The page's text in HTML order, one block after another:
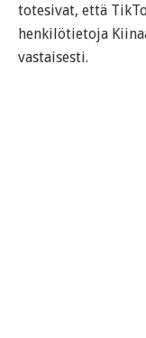
totesivat, että
henkilötietoja
vastaisesti.